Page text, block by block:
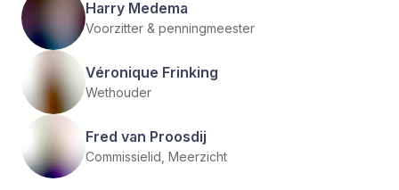
Harry Medema
Voorzitter & penningmeester
Véronique Frinking
Wethouder
Fred van Proosdij
Commissielid, Meerzicht